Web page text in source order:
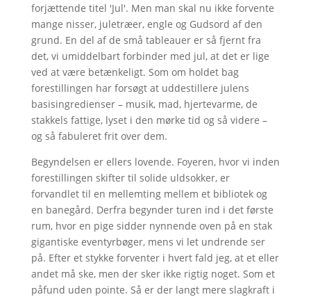
forjættende titel 'Jul'. Men man skal nu ikke forvente
mange nisser, juletræer, engle og Gudsord af den
grund. En del af de små tableauer er så fjernt fra
det, vi umiddelbart forbinder med jul, at det er lige
ved at være betænkeligt. Som om holdet bag
forestillingen har forsøgt at uddestillere julens
basisingredienser – musik, mad, hjertevarme, de
stakkels fattige, lyset i den mørke tid og så videre –
og så fabuleret frit over dem.
Begyndelsen er ellers lovende. Foyeren, hvor vi inden
forestillingen skifter til solide uldsokker, er
forvandlet til en mellemting mellem et bibliotek og
en banegård. Derfra begynder turen ind i det første
rum, hvor en pige sidder nynnende oven på en stak
gigantiske eventyrbøger, mens vi let undrende ser
på. Efter et stykke forventer i hvert fald jeg, at et eller
andet må ske, men der sker ikke rigtig noget. Som et
påfund uden pointe. Så er der langt mere slagkraft i